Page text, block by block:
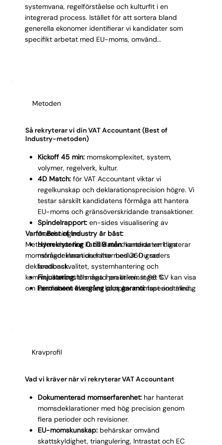
systemvana, regelförståelse och kulturfit i en
integrerad process. Istället för att sortera bland
generella ekonomer identifierar vi kandidater som
specifikt arbetat med EU-moms, omvänd
Metoden
Så rekryterar vi din VAT Accountant (Best of
Industry-metoden)
Kickoff 45 min: momskomplexitet, system,
volymer, regelverk, kultur.
4D Match: för VAT Accountant viktar vi
regelkunskap och deklarationsprecision högre. Vi
testar särskilt kandidatens förmåga att hantera
EU-moms och gränsöverskridande transaktioner.
Spindelrapport: en-sides visualisering av
matchningen.
Hyrrekrytering 0 till 9 mån:kandidaten hanterar
momsdeklarationer live med 360 graders
feedback.
Finjustering:tills matchen är minst 96 %.
Permanent övergång plus garanti:fast anställning
Varför Best of Industry är bäst:
Metoden visar hur kandidaten hanterar verkliga
momsfrågor innan du fattar beslut. Du ser
deklarationskvalitet, systemhantering och
kommunikationsförmåga i praktiken. Inget CV kan visa
om kandidaten klarar en komplex momsperiod med
Kravprofil
Vad vi kräver när vi rekryterar VAT Accountant
Dokumenterad momserfarenhet:har hanterat
momsdeklarationer med hög precision genom
flera perioder och revisioner.
EU-momskunskap:behärskar omvänd
skattskyldighet, triangulering, Intrastat och EC